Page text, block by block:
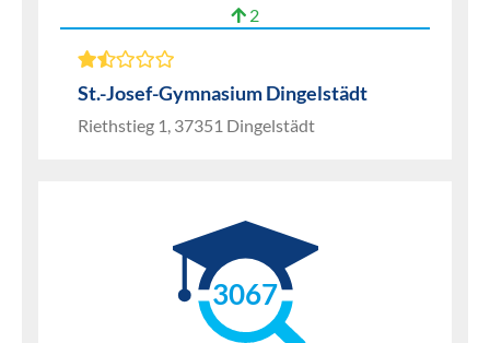
2
St.-Josef-Gymnasium Dingelstädt
Riethstieg 1, 37351 Dingelstädt
3067